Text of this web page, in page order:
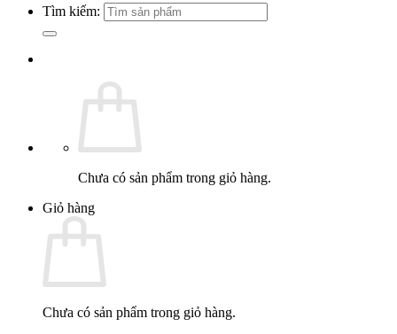
Tìm kiếm:
Chưa có sản phẩm trong giỏ hàng.
Giỏ hàng
Chưa có sản phẩm trong giỏ hàng.